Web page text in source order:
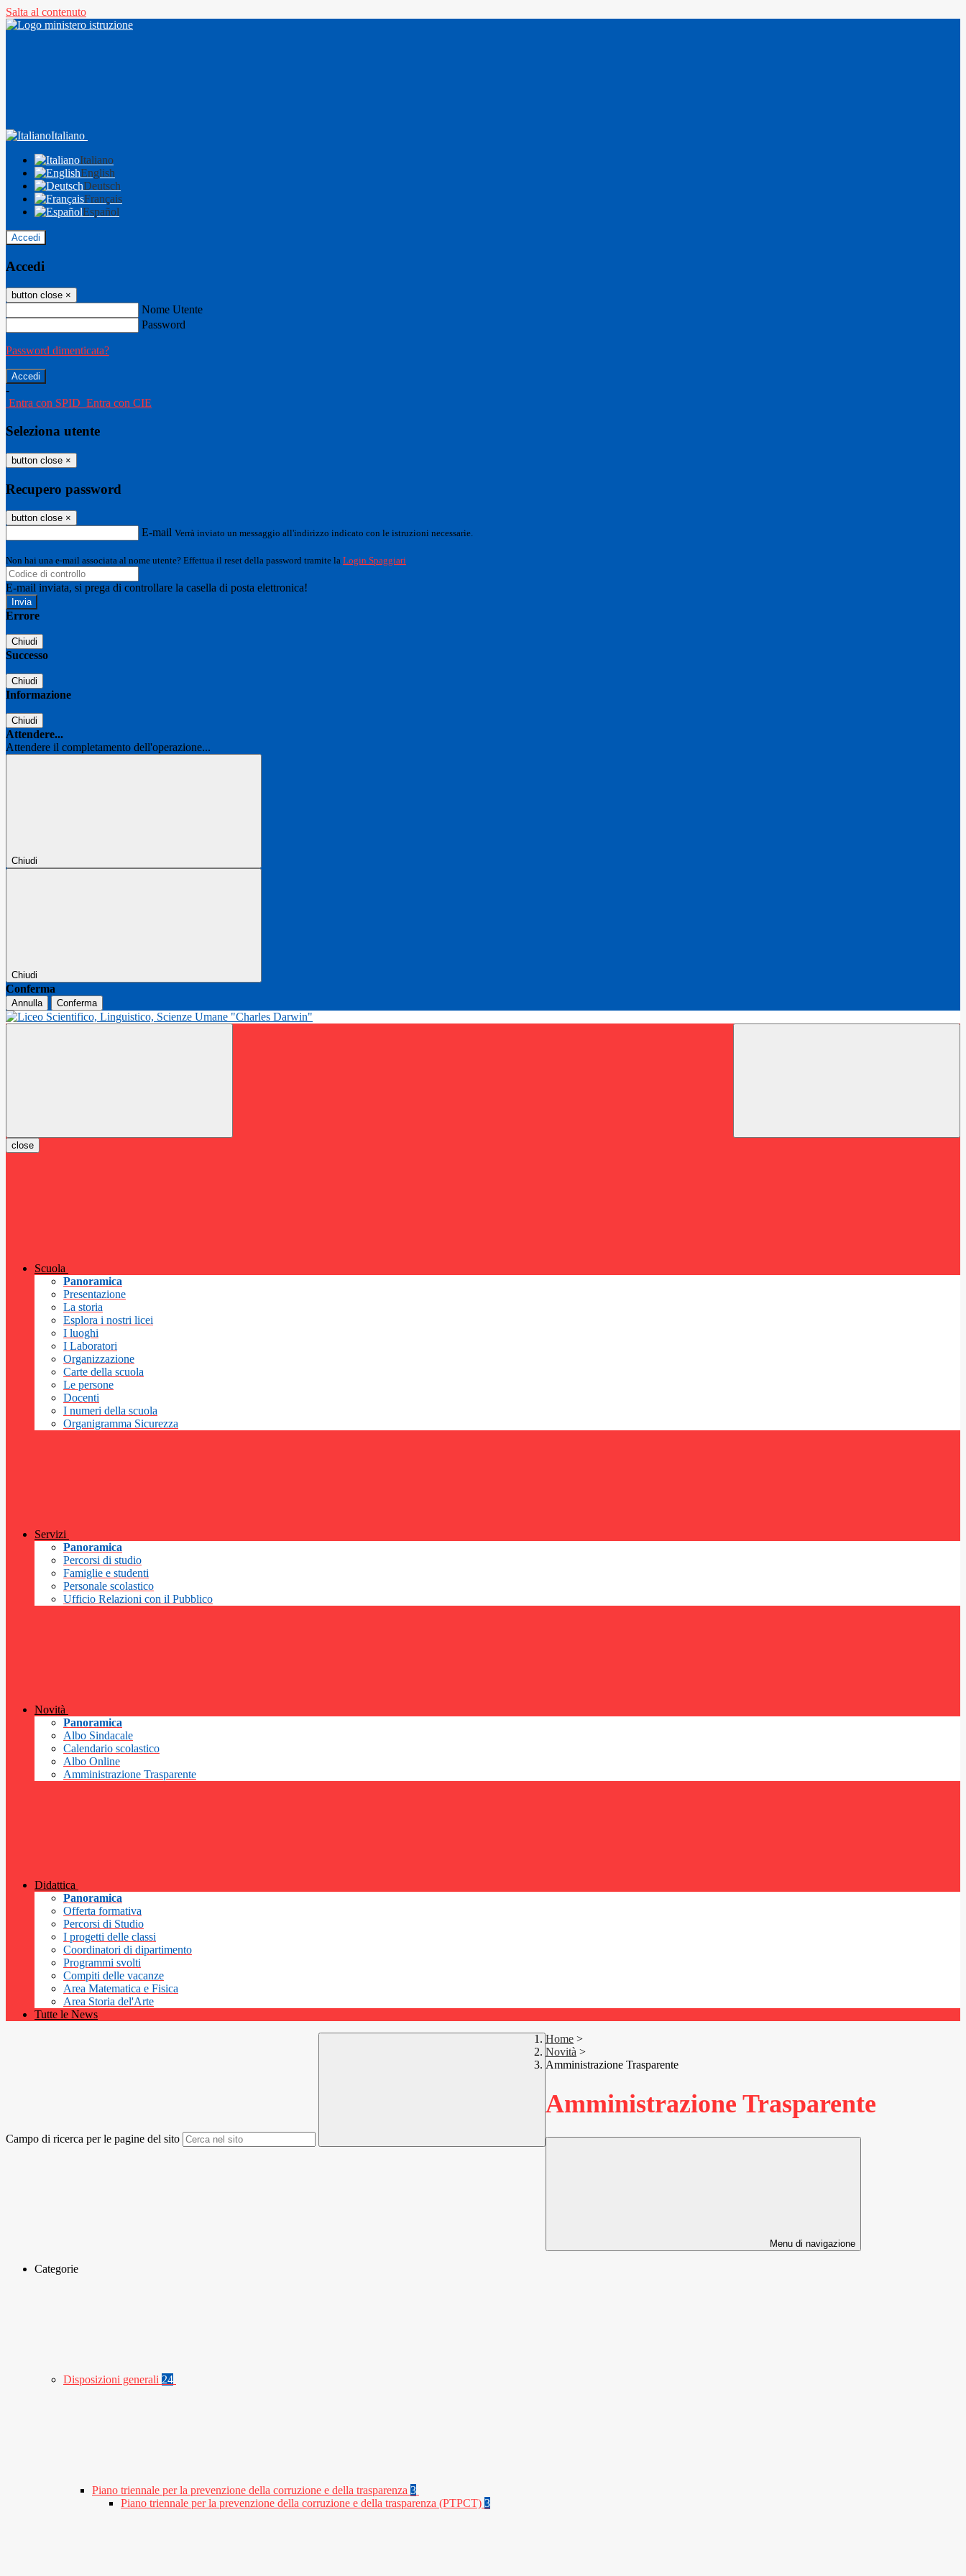
Salta al contenuto
Italiano
Italiano
English
Deutsch
Français
Español
Accedi
Accedi
button close ×
Nome Utente
Password
Password dimenticata?
-
Entra con SPID Entra con CIE
Seleziona utente
button close ×
Recupero password
button close ×
E-mail Verrà inviato un messaggio all'indirizzo indicato con le istruzioni necessarie.
Non hai una e-mail associata al nome utente? Effettua il reset della password tramite la Login Spaggiari
E-mail inviata, si prega di controllare la casella di posta elettronica!
Errore
Chiudi
Successo
Chiudi
Informazione
Chiudi
Attendere...
Attendere il completamento dell'operazione...
Chiudi
Chiudi
Conferma
Annulla Conferma
close
Scuola
Panoramica
Presentazione
La storia
Esplora i nostri licei
I luoghi
I Laboratori
Organizzazione
Carte della scuola
Le persone
Docenti
I numeri della scuola
Organigramma Sicurezza
Servizi
Panoramica
Percorsi di studio
Famiglie e studenti
Personale scolastico
Ufficio Relazioni con il Pubblico
Novità
Panoramica
Albo Sindacale
Calendario scolastico
Albo Online
Amministrazione Trasparente
Didattica
Panoramica
Offerta formativa
Percorsi di Studio
I progetti delle classi
Coordinatori di dipartimento
Programmi svolti
Compiti delle vacanze
Area Matematica e Fisica
Area Storia del'Arte
Tutte le News
Campo di ricerca per le pagine del sito
Home >
Novità >
Amministrazione Trasparente
Amministrazione Trasparente
Menu di navigazione
Categorie
Disposizioni generali 24
Piano triennale per la prevenzione della corruzione e della trasparenza 3
Piano triennale per la prevenzione della corruzione e della trasparenza (PTPCT) 3